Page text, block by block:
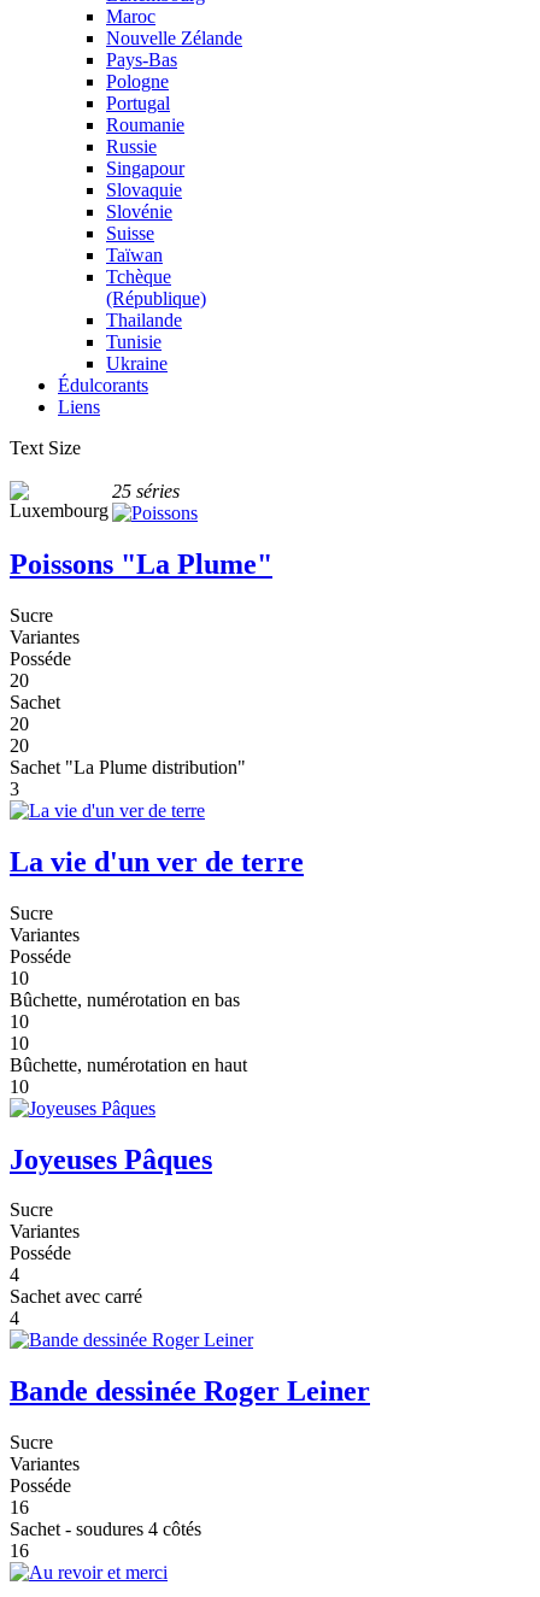
Maroc
Nouvelle Zélande
Pays-Bas
Pologne
Portugal
Roumanie
Russie
Singapour
Slovaquie
Slovénie
Suisse
Taïwan
Tchèque
(République)
Thailande
Tunisie
Ukraine
Édulcorants
Liens
Text Size
25 séries
Poissons "La Plume"
Sucre
Variantes
Posséde
20
Sachet
20
20
Sachet "La Plume distribution"
3
La vie d'un ver de terre
Sucre
Variantes
Posséde
10
Bûchette, numérotation en bas
10
10
Bûchette, numérotation en haut
10
Joyeuses Pâques
Sucre
Variantes
Posséde
4
Sachet avec carré
4
Bande dessinée Roger Leiner
Sucre
Variantes
Posséde
16
Sachet - soudures 4 côtés
16